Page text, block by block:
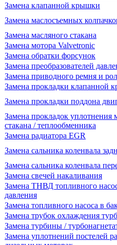
Замена клапанной крышки
Замена маслосъемных
Замена масляного стакана
Замена мотора Valvetronic
Замена обратки форсунок
Замена преобразователей
Замена приводного ремня и
Замена прокладки клапанной
Замена прокладки поддона
Замена прокладок уплотнения
стакана / теплообменника
Замена радиатора EGR
Замена сальника коленвала
Замена сальника коленвала
Замена свечей накаливания
Замена ТНВД топливного
давления
Замена топливного насоса в
Замена трубок охлаждения
Замена турбины /
Замена уплотнений постелей